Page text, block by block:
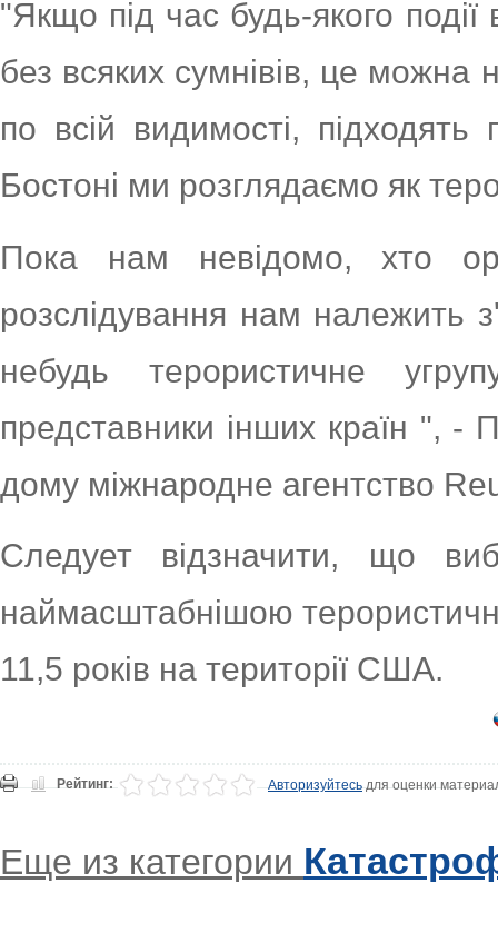
"Якщо під час будь-якого події
без всяких сумнівів, це можна
по всій видимості,
Бостоні ми розглядаємо як
Пока нам невідомо, хто
розслідування нам належить
небудь терористичне
представники інших країн ", -
дому міжнародне агентство
Следует відзначити, що
наймасштабнішою
11,5 років на території США.
Рейтинг: Авторизуйтесьдля оценки
Еще из категории